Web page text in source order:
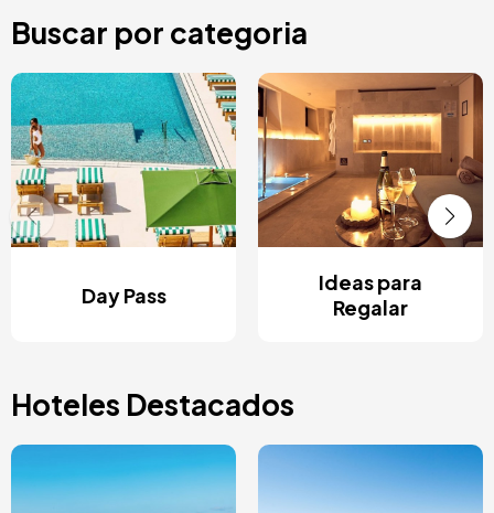
Buscar por categoria
Day Pass
Ideas para
Regalar
Hoteles Destacados
Image
Image